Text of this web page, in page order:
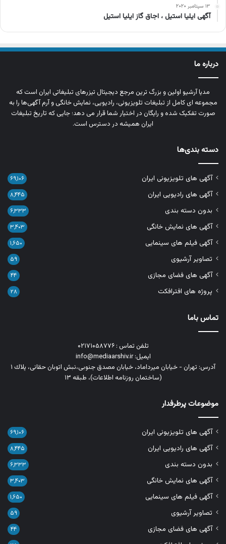
۱۳ سپتامبر ۲۰۲۰
آگهی ایلیا استیل ، اجاق گاز ایلیا استیل
درباره ما
مدیا آرشیو اولین و بزرگ‌ ترین مرجع دیجیتال تیزرهای تبلیغاتی ایران است که
مجموعه‌ ای کامل از تبلیغات تلویزیونی، رادیویی، نمایش خانگی و آرم‌ آگهی‌ها را به‌
صورت تفکیک‌ شده و رایگان در اختیار شما قرار می‌ دهد؛ جایی که تاریخ تبلیغات
ایران همیشه در دسترس است.
دسته بندی‌ها
آگهی های تلویزیونی ایران ۶۹,۱۰۶
آگهی های رادیویی ایران ۸,۴۴۵
بدون دسته بندی ۶,۳۳۳
آگهی های نمایش خانگی ۳,۴۰۳
آگهی فیلم های سینمایی ۱,۶۵۰
تصاویر آرشیوی ۵۹
آگهی های فضای مجازی ۴۴
پروژه های افترافکت ۲۸
تماس باما
تلفن تماس : ۰۲۱۷۱۰۵۸۷۷۶
ایمیل: info@mediaarshiv.ir
آدرس: تهران - خیابان میرداماد، خیابان مصدق جنوبی،نبش اتوبان حقانی، پلاك ١
(ساختمان روزنامه اطلاعات)، طبقه ۱۳
موضوعات پرطرفدار
آگهی های تلویزیونی ایران ۶۹,۱۰۶
آگهی های رادیویی ایران ۸,۴۴۵
بدون دسته بندی ۶,۳۳۳
آگهی های نمایش خانگی ۳,۴۰۳
آگهی فیلم های سینمایی ۱,۶۵۰
تصاویر آرشیوی ۵۹
آگهی های فضای مجازی ۴۴